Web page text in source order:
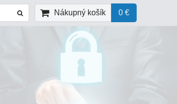
Nákupný košík 0 €